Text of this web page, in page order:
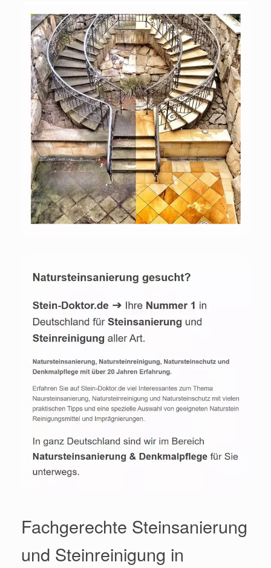
Fachgerechte Steinsanierung
und Steinreinigung in